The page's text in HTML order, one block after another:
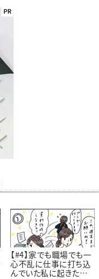
【#4】家でも職場でも一
心不乱に仕事に打ち込
んでいた私に起きた悲